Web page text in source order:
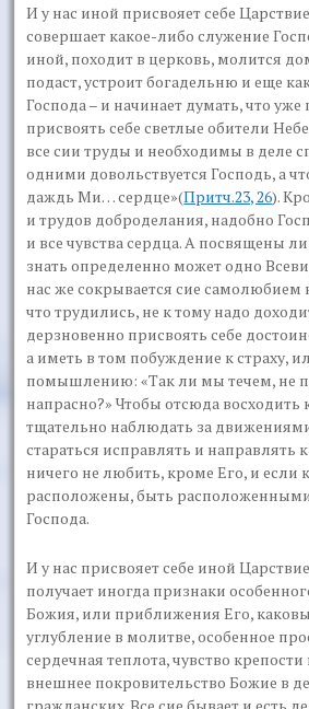
И у нас иной присвояет себе
совершает какое-либо служение
иной, походит в церковь, молится
подаст, устроит богадельню и еще
Господа – и начинает думать, что уже
присвоять себе светлые обители
все сии труды и необходимы в деле
одними довольствуется Господь, а
даждь Ми… сердце»(Притч.23, 26).
и трудов доброделания, надобно
и все чувства сердца. А посвящены ли
знать определенно может одно
нас же сокрывается сие самолюбием
что трудились, не к тому надо
дерзновенно присвоять себе
а иметь в том побуждение к страху,
помышлению: «Так ли мы течем, не
напрасно?» Чтобы отсюда восходить
тщательно наблюдать за
стараться исправлять и направлять
ничего не любить, кроме Его, и если
расположены, быть
Господа.
И у нас присвояет себе иной
получает иногда признаки
Божия, или приближения Его,
углубление в молитве, особенное
сердечная теплота, чувство
внешнее покровительство Божие в
гражданских. Все сие бывает и есть